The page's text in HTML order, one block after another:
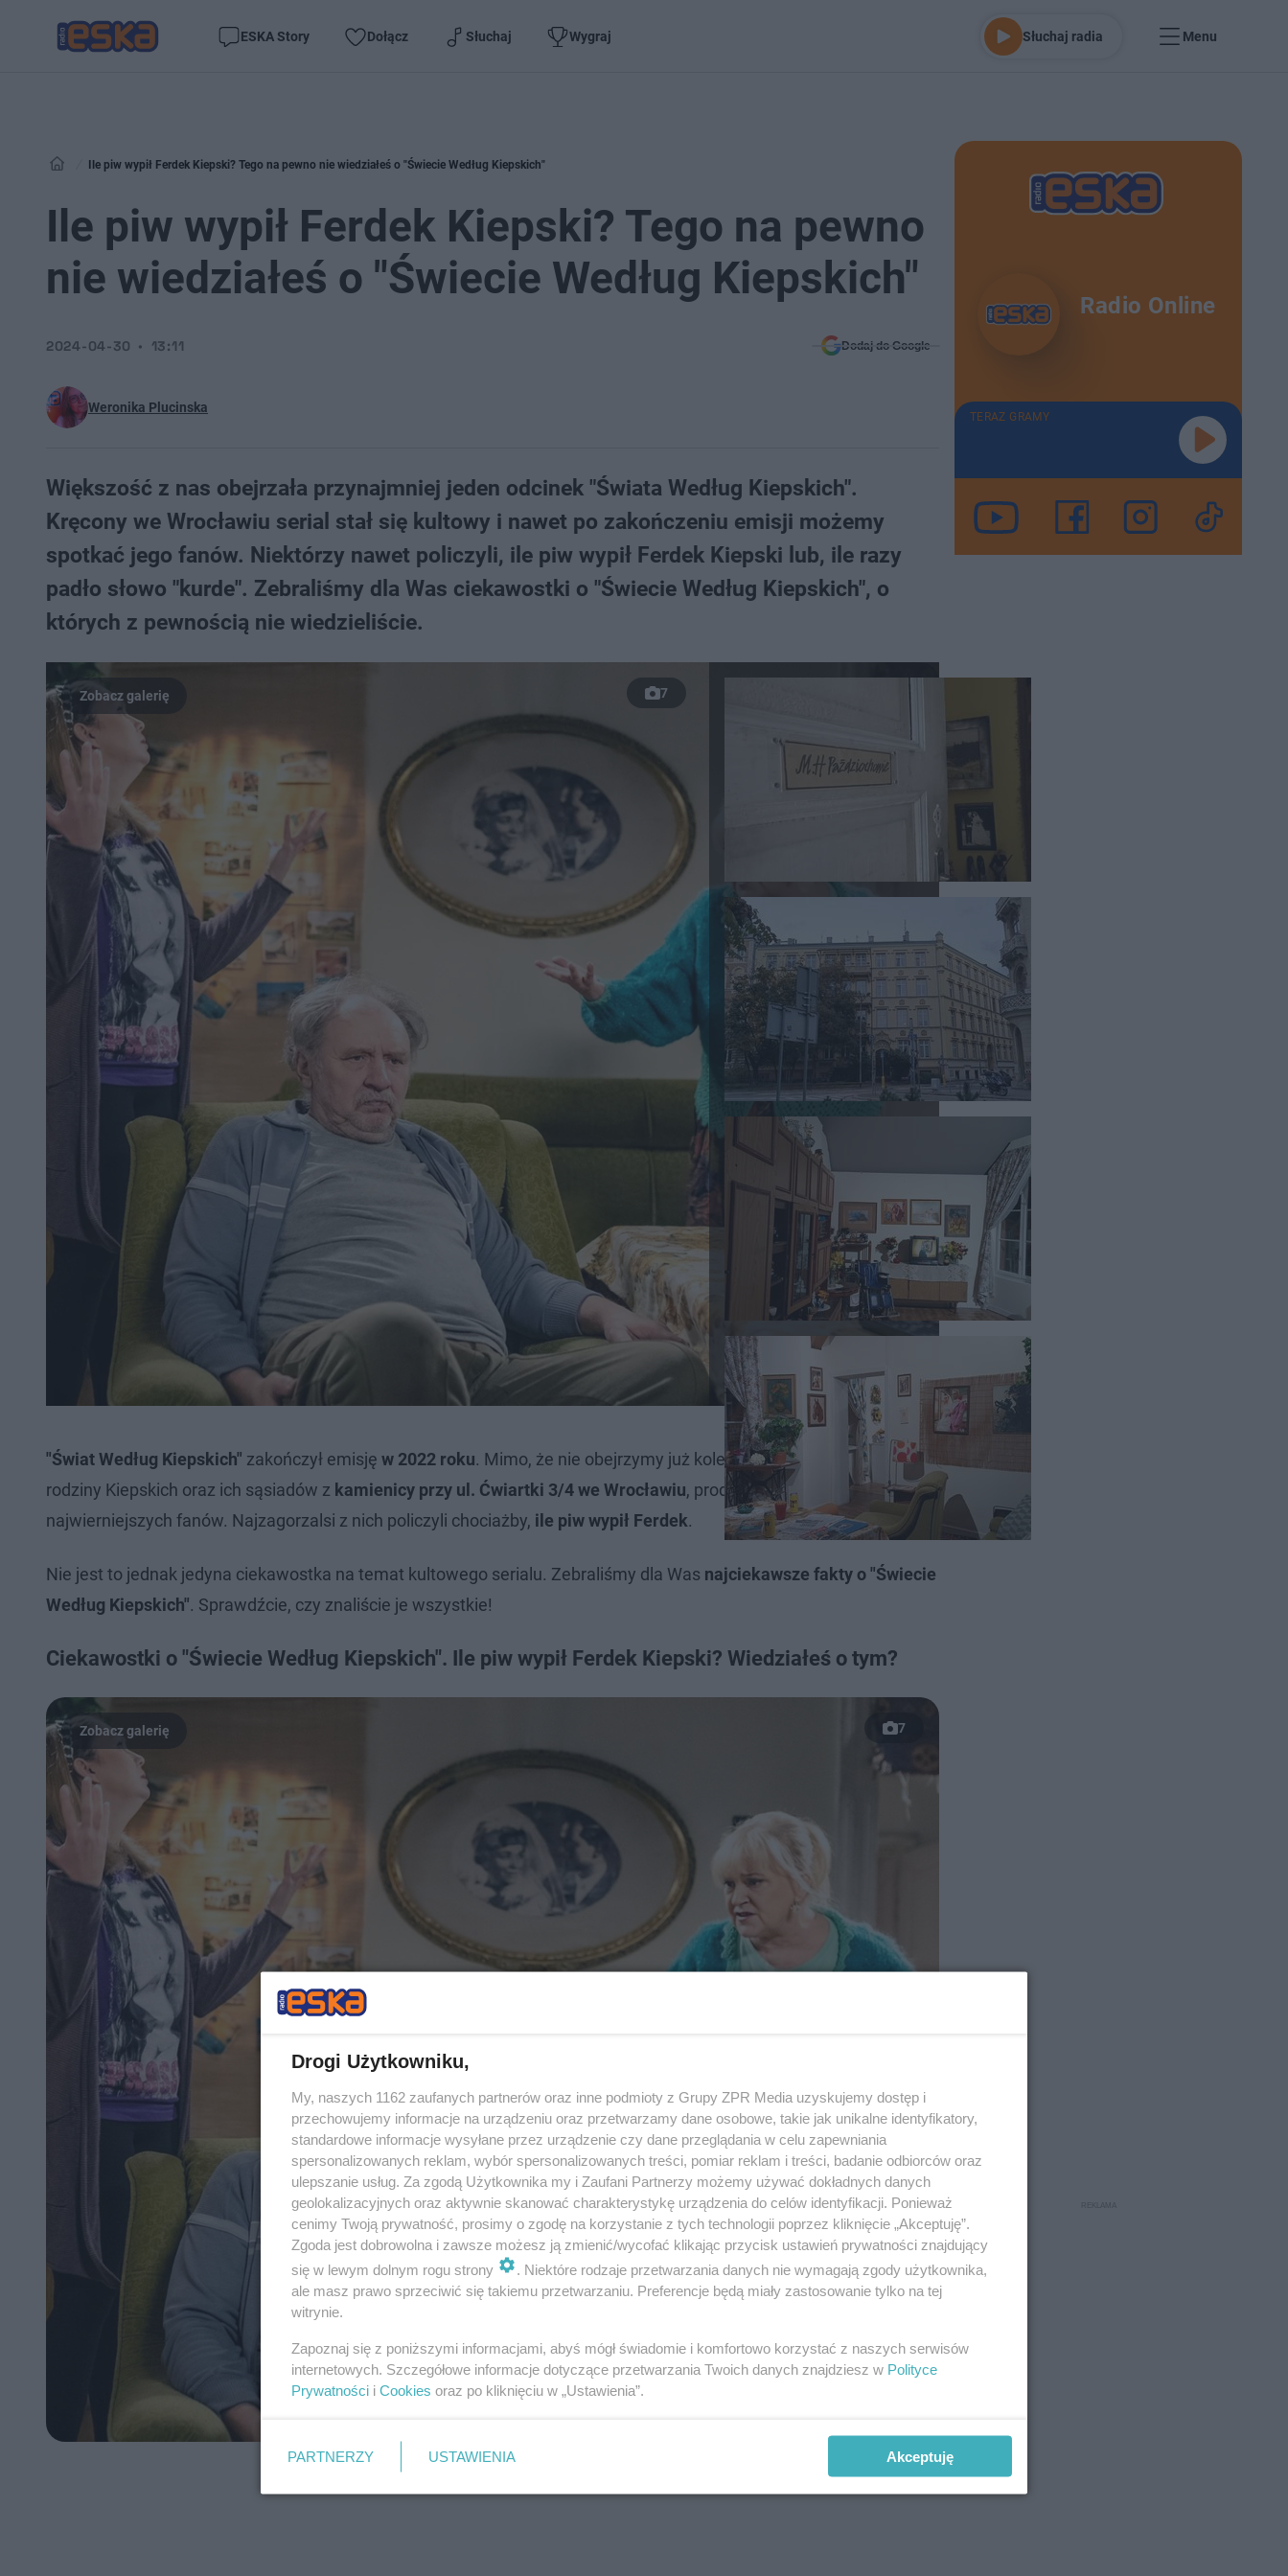
ESKA Story Dołącz Słuchaj Wygraj Słuchaj radia Menu
Ile piw wypił Ferdek Kiepski? Tego na pewno nie wiedziałeś o "Świecie Według Kiepskich"
Ile piw wypił Ferdek Kiepski? Tego na pewno
nie wiedziałeś o "Świecie Według Kiepskich"
Weronika Plucinska
2024-04-30 13:11 Dodaj do Google
Większość z nas obejrzała przynajmniej jeden odcinek "Świata Według Kiepskich".
Kręcony we Wrocławiu serial stał się kultowy i nawet po zakończeniu emisji możemy
spotkać jego fanów. Niektórzy nawet policzyli, ile piw wypił Ferdek Kiepski lub, ile razy
padło słowo "kurde". Zebraliśmy dla Was ciekawostki o "Świecie Według Kiepskich", o
których z pewnością nie wiedzieliście.
7
"Świat Według Kiepskich" zakończył emisję w 2022 roku. Mimo, że nie obejrzymy już kolejnych odcinków przygód
rodziny Kiepskich oraz ich sąsiadów z kamienicy przy ul. Ćwiartki 3/4 we Wrocławiu, produkcja cały czas jest w sercu
najwierniejszych fanów. Najzagorzalsi z nich policzyli chociażby, ile piw wypił Ferdek.
Nie jest to jednak jedyna ciekawostka na temat kultowego serialu. Zebraliśmy dla Was najciekawsze fakty o "Świecie
Według Kiepskich". Sprawdźcie, czy znaliście je wszystkie!
Ciekawostki o "Świecie Według Kiepskich". Ile piw wypił Ferdek Kiepski? Wiedziałeś o tym?
7
Radio Online
TERAZ GRAMY
Drogi Użytkowniku,
My, naszych 1162 zaufanych partnerów oraz inne podmioty z Grupy ZPR Media uzyskujemy dostęp i
przechowujemy informacje na urządzeniu oraz przetwarzamy dane osobowe, takie jak unikalne identyfikatory,
standardowe informacje wysyłane przez urządzenie czy dane przeglądania w celu zapewniania
spersonalizowanych reklam, wybór spersonalizowanych treści, pomiar reklam i treści, badanie odbiorców oraz
ulepszanie usług. Za zgodą Użytkownika my i Zaufani Partnerzy możemy używać dokładnych danych
geolokalizacyjnych oraz aktywnie skanować charakterystykę urządzenia do celów identyfikacji. Ponieważ
cenimy Twoją prywatność, prosimy o zgodę na korzystanie z tych technologii poprzez kliknięcie „Akceptuję”.
Zgoda jest dobrowolna i zawsze możesz ją zmienić/wycofać klikając przycisk ustawień prywatności znajdujący
się w lewym dolnym rogu strony
. Niektóre rodzaje przetwarzania danych nie wymagają zgody użytkownika,
ale masz prawo sprzeciwić się takiemu przetwarzaniu. Preferencje będą miały zastosowanie tylko na tej
witrynie.
Zapoznaj się z poniższymi informacjami, abyś mógł świadomie i komfortowo korzystać z naszych serwisów
internetowych. Szczegółowe informacje dotyczące przetwarzania Twoich danych znajdziesz w Polityce
Prywatności i Cookies oraz po kliknięciu w „Ustawienia”.
PARTNERZY USTAWIENIA Akceptuję